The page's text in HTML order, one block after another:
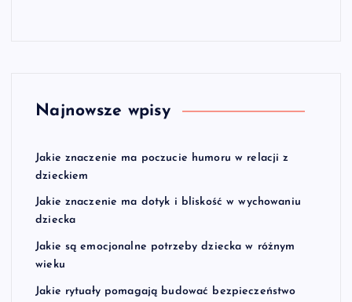
Najnowsze wpisy
Jakie znaczenie ma poczucie humoru w relacji z
dzieckiem
Jakie znaczenie ma dotyk i bliskość w wychowaniu
dziecka
Jakie są emocjonalne potrzeby dziecka w różnym
wieku
Jakie rytuały pomagają budować bezpieczeństwo